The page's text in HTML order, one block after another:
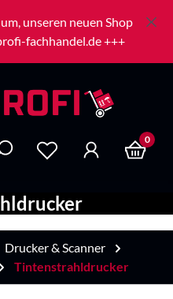
unseren neuen Shop
fachhandel.de +++
anzeigen 0
Drucker & Scanner
Tintenstrahldrucker